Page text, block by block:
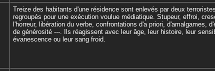
Treize des habitants d'une résidence sont enlevés par deux
regroupés pour une exécution voulue médiatique. Stupeur, effroi,
l'horreur, libération du verbe, confrontations d'a priori, d'amalgames,
de générosité ---. Ils réagissent avec leur âge, leur histoire, leur
évanescence ou leur sang froid.